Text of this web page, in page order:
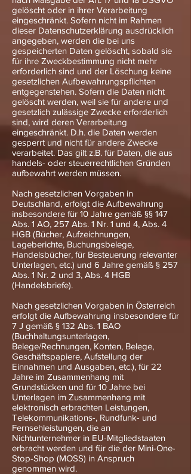
gelöscht oder in ihrer Verarbeitung
eingeschränkt. Sofern nicht im Rahmen
dieser Datenschutzerklärung ausdrücklich
angegeben, werden die bei uns
gespeicherten Daten gelöscht, sobald sie
für ihre Zweckbestimmung nicht mehr
erforderlich sind und der Löschung keine
gesetzlichen Aufbewahrungspflichten
entgegenstehen. Sofern die Daten nicht
gelöscht werden, weil sie für andere und
gesetzlich zulässige Zwecke erforderlich
sind, wird deren Verarbeitung
eingeschränkt. D.h. die Daten werden
gesperrt und nicht für andere Zwecke
verarbeitet. Das gilt z.B. für Daten, die aus
handels- oder steuerrechtlichen Gründen
aufbewahrt werden müssen.
Nach gesetzlichen Vorgaben in
Deutschland, erfolgt die Aufbewahrung
insbesondere für 10 Jahre gemäß §§ 147
Abs. 1 AO, 257 Abs. 1 Nr. 1 und 4, Abs. 4
HGB (Bücher, Aufzeichnungen,
Lageberichte, Buchungsbelege,
Handelsbücher, für Besteuerung relevanter
Unterlagen, etc.) und 6 Jahre gemäß § 257
Abs. 1 Nr. 2 und 3, Abs. 4 HGB
(Handelsbriefe).
Nach gesetzlichen Vorgaben in Österreich
erfolgt die Aufbewahrung insbesondere für
7 J gemäß § 132 Abs. 1 BAO
(Buchhaltungsunterlagen,
Belege/Rechnungen, Konten, Belege,
Geschäftspapiere, Aufstellung der
Einnahmen und Ausgaben, etc.), für 22
Jahre im Zusammenhang mit
Grundstücken und für 10 Jahre bei
Unterlagen im Zusammenhang mit
elektronisch erbrachten Leistungen,
Telekommunikations-, Rundfunk- und
Fernsehleistungen, die an
Nichtunternehmer in EU-Mitgliedstaaten
erbracht werden und für die der Mini-One-
Stop-Shop (MOSS) in Anspruch
genommen wird.